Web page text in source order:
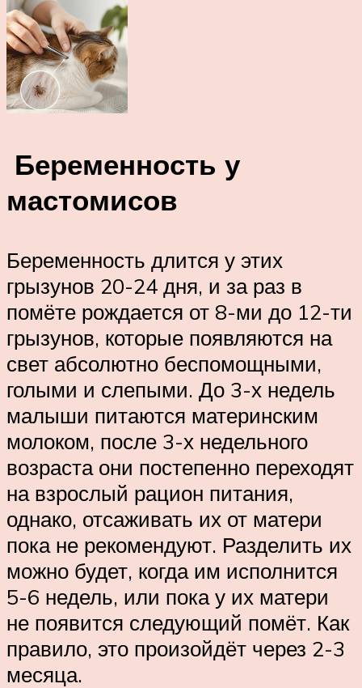
Беременность у
мастомисов
Беременность длится у этих
грызунов 20-24 дня, и за раз в
помёте рождается от 8-ми до 12-ти
грызунов, которые появляются на
свет абсолютно беспомощными,
голыми и слепыми. До 3-х недель
малыши питаются материнским
молоком, после 3-х недельного
возраста они постепенно переходят
на взрослый рацион питания,
однако, отсаживать их от матери
пока не рекомендуют. Разделить их
можно будет, когда им исполнится
5-6 недель, или пока у их матери
не появится следующий помёт. Как
правило, это произойдёт через 2-3
месяца.